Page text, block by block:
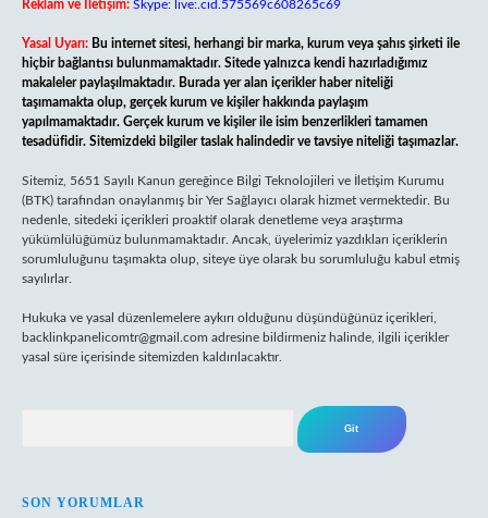
Reklam ve İletişim: Skype: live:.cid.575569c608265c69
Yasal Uyarı: Bu internet sitesi, herhangi bir marka, kurum veya şahıs şirketi ile
hiçbir bağlantısı bulunmamaktadır. Sitede yalnızca kendi hazırladığımız
makaleler paylaşılmaktadır. Burada yer alan içerikler haber niteliği
taşımamakta olup, gerçek kurum ve kişiler hakkında paylaşım
yapılmamaktadır. Gerçek kurum ve kişiler ile isim benzerlikleri tamamen
tesadüfidir. Sitemizdeki bilgiler taslak halindedir ve tavsiye niteliği taşımazlar.
Sitemiz, 5651 Sayılı Kanun gereğince Bilgi Teknolojileri ve İletişim Kurumu
(BTK) tarafından onaylanmış bir Yer Sağlayıcı olarak hizmet vermektedir. Bu
nedenle, sitedeki içerikleri proaktif olarak denetleme veya araştırma
yükümlülüğümüz bulunmamaktadır. Ancak, üyelerimiz yazdıkları içeriklerin
sorumluluğunu taşımakta olup, siteye üye olarak bu sorumluluğu kabul etmiş
sayılırlar.
Hukuka ve yasal düzenlemelere aykırı olduğunu düşündüğünüz içerikleri,
backlinkpanelicomtr@gmail.com adresine bildirmeniz halinde, ilgili içerikler
yasal süre içerisinde sitemizden kaldırılacaktır.
SON YORUMLAR